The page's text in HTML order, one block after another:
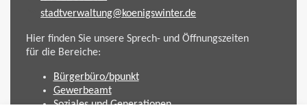
stadtverwaltung@koenigswinter.de
Hier finden Sie unsere Sprech- und Öffnungszeiten
für die Bereiche:
Bürgerbüro/bpunkt
Gewerbeamt
Soziales und Generationen